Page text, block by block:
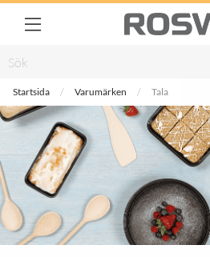
Startsida Varumärken Tala